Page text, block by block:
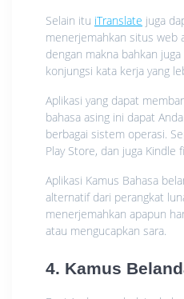
Selain itu iTranslate juga
menerjemahkan situs web
dengan makna bahkan
konjungsi kata kerja yang
Aplikasi yang dapat
bahasa asing ini dapat
berbagai sistem operasi.
Play Store, dan juga Kindle
Aplikasi Kamus Bahasa
alternatif dari perangkat
menerjemahkan apapun
atau mengucapkan sara.
4. Kamus